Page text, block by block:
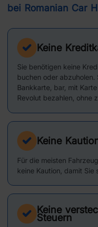
bei Romanian Car
Keine
Sie benötigen keine
buchen oder abzuholen.
Bankkarte, bar, mit
Revolut bezahlen, ohne
Keine
Für die meisten
keine Kaution, damit Sie
Keine
Steuern